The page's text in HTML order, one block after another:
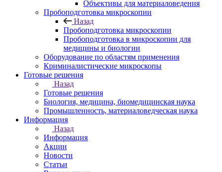
Объективы для материаловедения
Пробоподготовка микроскопии
Назад
Пробоподготовка микроскопии
Пробоподготовка в микроскопии для
медицины и биологии
Оборудование по областям применения
Криминалистические микроскопы
Готовые решения
Назад
Готовые решения
Биология, медицина, биомедицинская наука
Промышленность, материаловедческая наука
Информация
Назад
Информация
Акции
Новости
Статьи